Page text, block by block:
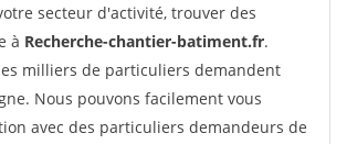
secteur d'activité, trouver des
à Recherche-chantier-batiment.fr.
milliers de particuliers demandent
Nous pouvons facilement vous
avec des particuliers demandeurs de